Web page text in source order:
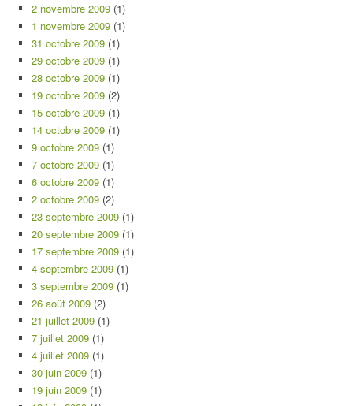
2 novembre 2009 (1)
1 novembre 2009 (1)
31 octobre 2009 (1)
29 octobre 2009 (1)
28 octobre 2009 (1)
19 octobre 2009 (2)
15 octobre 2009 (1)
14 octobre 2009 (1)
9 octobre 2009 (1)
7 octobre 2009 (1)
6 octobre 2009 (1)
2 octobre 2009 (2)
23 septembre 2009 (1)
20 septembre 2009 (1)
17 septembre 2009 (1)
4 septembre 2009 (1)
3 septembre 2009 (1)
26 août 2009 (2)
21 juillet 2009 (1)
7 juillet 2009 (1)
4 juillet 2009 (1)
30 juin 2009 (1)
19 juin 2009 (1)